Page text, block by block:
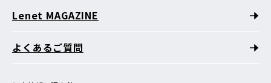
Lenet MAGAZINE
よくあるご質問